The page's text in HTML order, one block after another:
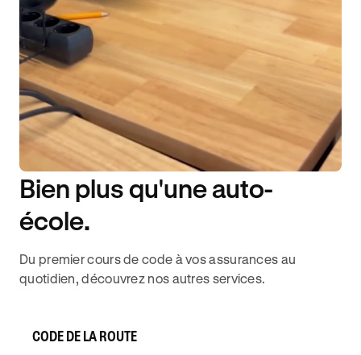
DISPONIBILITÉ 6J/7
Bien plus qu'une auto-
école.
Du premier cours de code à vos assurances au
quotidien, découvrez nos autres services.
CODE DE LA ROUTE